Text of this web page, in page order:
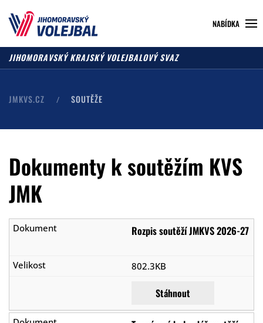
NABÍDKA
JIHOMORAVSKÝ KRAJSKÝ VOLEJBALOVÝ SVAZ
JMKVS.CZ SOUTĚŽE
Dokumenty k soutěžím KVS
JMK
Rozpis soutěží JMKVS 2026-27
802.3KB
Stáhnout